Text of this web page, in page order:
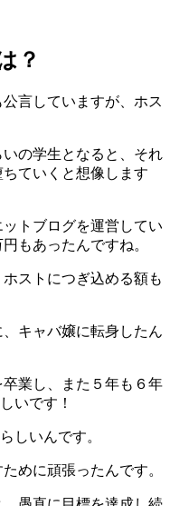
？
言していますが、ホス
の学生となると、それ
ていくと想像します
トブログを運営してい
もあったんですね。
ストにつぎ込める額も
キャバ嬢に転身したん
業し、また５年も６年
いです！
しいんです。
めに頑張ったんです。